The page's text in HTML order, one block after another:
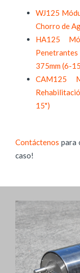
WJ125
Chorro de
HA125
375mm (6-
CAM125
15")
Contáctenos para
caso!